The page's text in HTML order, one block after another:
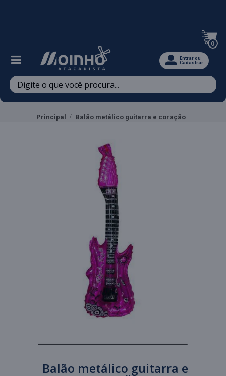
0
Entrar ou
Cadastrar
Principal Balão metálico guitarra e coração
Balão metálico guitarra e